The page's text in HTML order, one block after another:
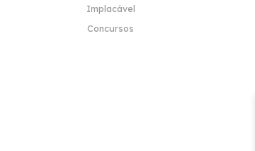
Implacável
Concursos